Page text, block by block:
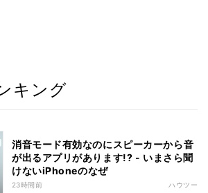
キング
消音モード有効なのにスピーカーから音
が出るアプリがあります!? - いまさら聞
けないiPhoneのなぜ
23時間前 ハウツー